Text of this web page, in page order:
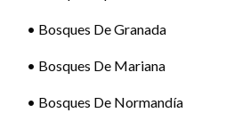
• Bosques De Granada
• Bosques De Mariana
• Bosques De Normandía